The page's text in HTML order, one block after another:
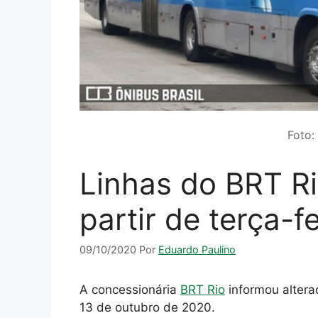
Foto:
Linhas do BRT
partir de terça-
09/10/2020 Por Eduardo Paulino
A concessionária BRT Rio informou
13 de outubro de 2020.